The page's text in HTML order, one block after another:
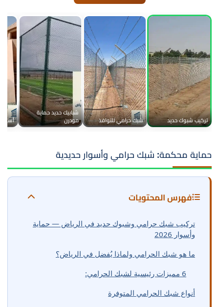
تركيب شبوك حديد للمنازل
تركيب شبوك حديد شبك حرامي للنوافذ
شبابيك حديد حماية
مودرن
حماية محكمة: شبك حرامي وأسوار حديدية
فهرس المحتويات
تركيب شبك حرامي وشبوك حديد في الرياض — حماية
وأسوار 2026
ما هو شبك الحرامي ولماذا يُفضل في الرياض؟
6 مميزات رئيسية لشبك الحرامي:
أنواع شبك الحرامي المتوفرة